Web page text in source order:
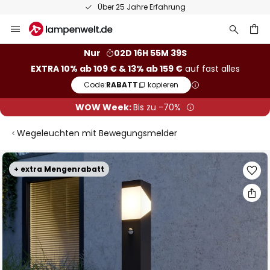
Über 25 Jahre Erfahrung
Inhalt
Nur
02D 16H 55M 39S
EXTRA 10% ab 109 € & 13% ab 159 €auf fast alles
Code:RABATT kopieren
WOW Week:Bis zu -70%
Wegeleuchten mit Bewegungsmelder
+ extra Mengenrabatt
Zum
Ende
der
Bildgalerie
springen